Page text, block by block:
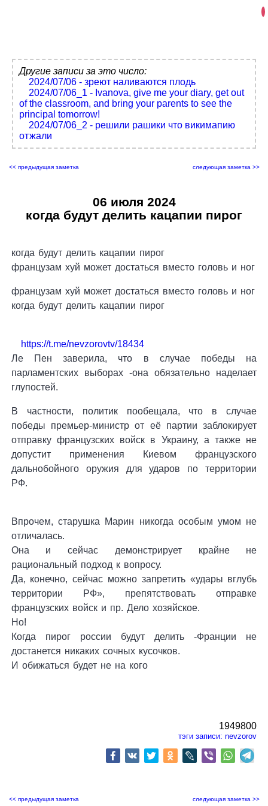
Другие записи за это число:
2024/07/06 - зреют наливаются плодь
2024/07/06_1 - Ivanova, give me your diary, get out
of the classroom, and bring your parents to see the
principal tomorrow!
2024/07/06_2 - решили рашики что викимапию
отжали
<< предыдущая заметка следующая заметка >>
06 июля 2024
когда будут делить кацапии пирог
когда будут делить кацапии пирог
французам хуй может достаться вместо головь и ног
французам хуй может достаться вместо головь и ног
когда будут делить кацапии пирог
https://t.me/nevzorovtv/18434
Ле Пен заверила, что в случае победы на
парламентских выборах -она обязательно наделает
глупостей.
В частности, политик пообещала, что в случае
победы премьер-министр от её партии заблокирует
отправку французских войск в Украину, а также не
допустит применения Киевом французского
дальнобойного оружия для ударов по территории
РФ.
Впрочем, старушка Марин никогда особым умом не
отличалась.
Она и сейчас демонстрирует крайне не
рациональный подход к вопросу.
Да, конечно, сейчас можно запретить «удары вглубь
территории РФ», препятствовать отправке
французских войск и пр. Дело хозяйское.
Но!
Когда пирог россии будут делить -Франции не
достанется никаких сочных кусочков.
И обижаться будет не на кого
1949800
тэги записи: nevzorov
<< предыдущая заметка следующая заметка >>